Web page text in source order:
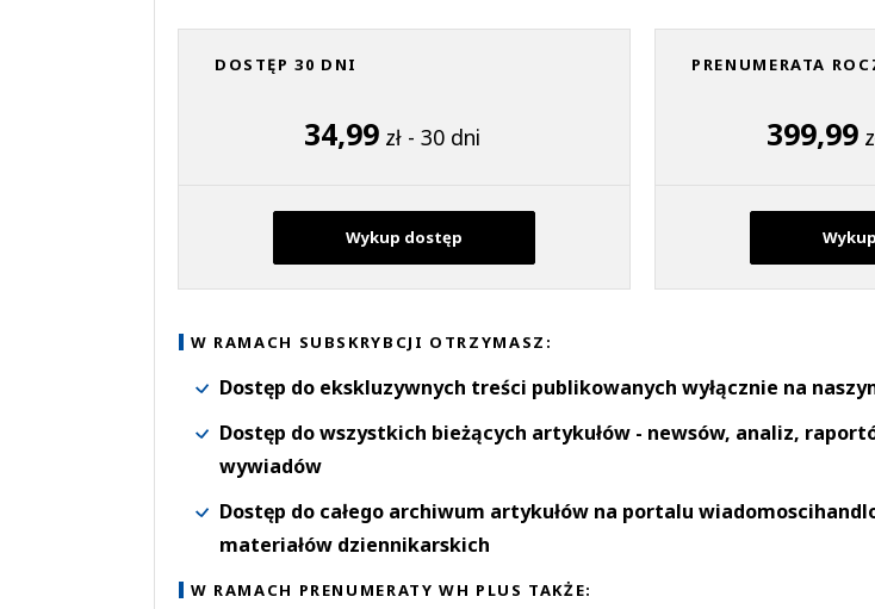
DOSTĘP 30 DNI
34,99 zł - 30 dni
Wykup dostęp
PRENUMERATA
399,99
W RAMACH SUBSKRYBCJI OTRZYMASZ:
Dostęp do ekskluzywnych treści publikowanych wyłącznie na
Dostęp do wszystkich bieżących artykułów - newsów, analiz,
wywiadów
Dostęp do całego archiwum artykułów na portalu
materiałów dziennikarskich
W RAMACH PRENUMERATY WH PLUS TAKŻE: